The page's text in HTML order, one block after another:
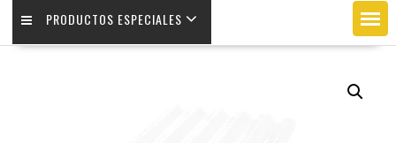
PRODUCTOS ESPECIALES